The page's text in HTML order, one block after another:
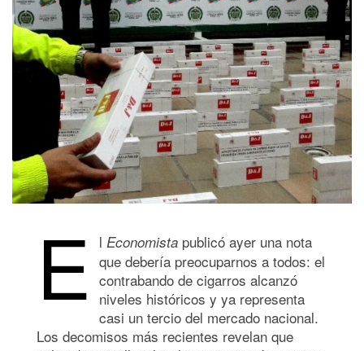
E l Economista publicó ayer una nota
que debería preocuparnos a todos: el
contrabando de cigarros alcanzó
niveles históricos y ya representa
casi un tercio del mercado nacional.
Los decomisos más recientes revelan que